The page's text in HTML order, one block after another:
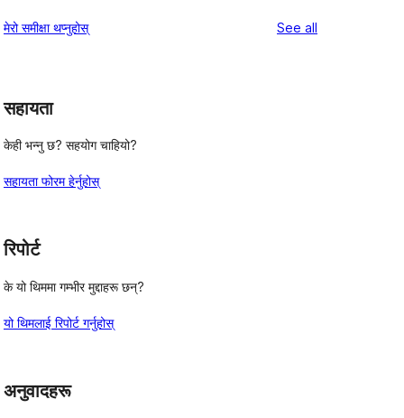
समीक्षाहरू
तारा
मेरो समीक्षा थप्नुहोस् See all
सहायता
केही भन्नु छ? सहयोग चाहियो?
सहायता फोरम हेर्नुहोस्
रिपोर्ट
के यो थिममा गम्भीर मुद्दाहरू छन्?
यो थिमलाई रिपोर्ट गर्नुहोस्
अनुवादहरू